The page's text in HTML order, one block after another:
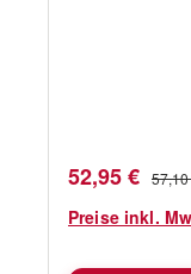
52,95 €
Preise inkl.